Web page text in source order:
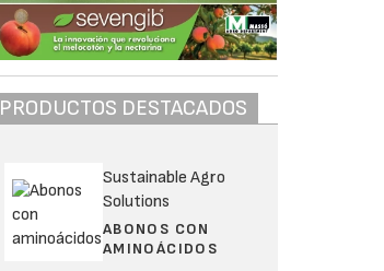
PRODUCTOS DESTACADOS
Sustainable Agro
Solutions
ABONOS CON
AMINOÁCIDOS